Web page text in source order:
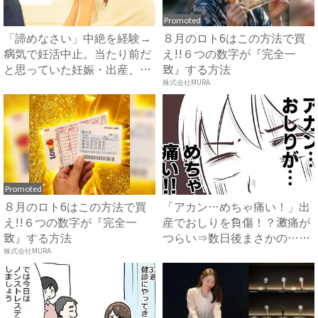
「諦めなさい」中絶を経験→
病気で妊活中止。当たり前だ
と思っていた妊娠・出産、現
Promoted
８月のロト6はこの方法で買
え!!６つの数字が『完全一
致』する方法
株式会社MURA
Promoted
８月のロト6はこの方法で買
え!!６つの数字が『完全一
致』する方法
株式会社MURA
「アカン…めちゃ痛い！」出
産でおしりを負傷！？激痛が
つらい⇒数日後まさかの…